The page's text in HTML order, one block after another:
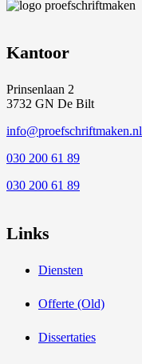
Kantoor
Prinsenlaan 2
3732 GN De Bilt
info@proefschriftmaken.nl
030 200 61 89
030 200 61 89
Links
Diensten
Offerte (Old)
Dissertaties